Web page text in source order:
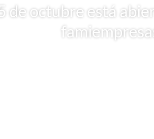
de octubre está